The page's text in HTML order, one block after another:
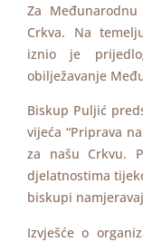
Za
Crkva. Na
iznio je
obilježavanje
Biskup Puljić
vijeća “Priprava
za našu Crkvu.
djelatnostima
biskupi
Izvješće o